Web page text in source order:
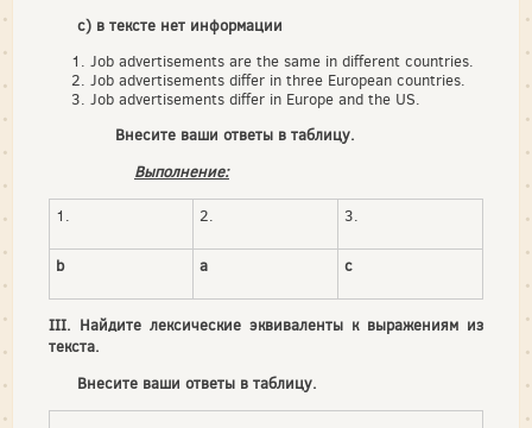
c) в тексте нет информации
Job advertisements are the same in different countries.
Job advertisements differ in three European countries.
Job advertisements differ in Europe and the US.
Внесите ваши ответы в таблицу.
Выполнение:
1. 2. 3.
b a c
III. Найдите лексические эквиваленты к выражениям из
текста.
Внесите ваши ответы в таблицу.